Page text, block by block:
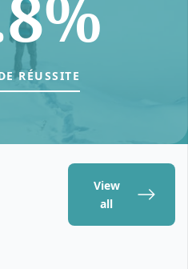
RÉUSSITE
View
all